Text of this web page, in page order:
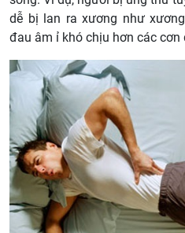
dễ bị lan ra xương như
đau âm ỉ khó chịu hơn các